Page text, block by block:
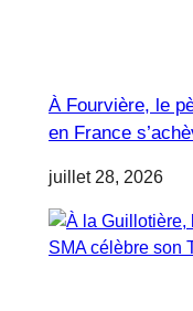
À Fourvière, le
en France
juillet 28, 2026